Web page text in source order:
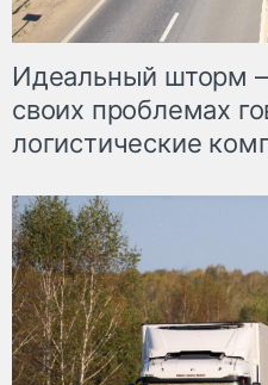
Идеальный шторм
своих проблемах
логистические